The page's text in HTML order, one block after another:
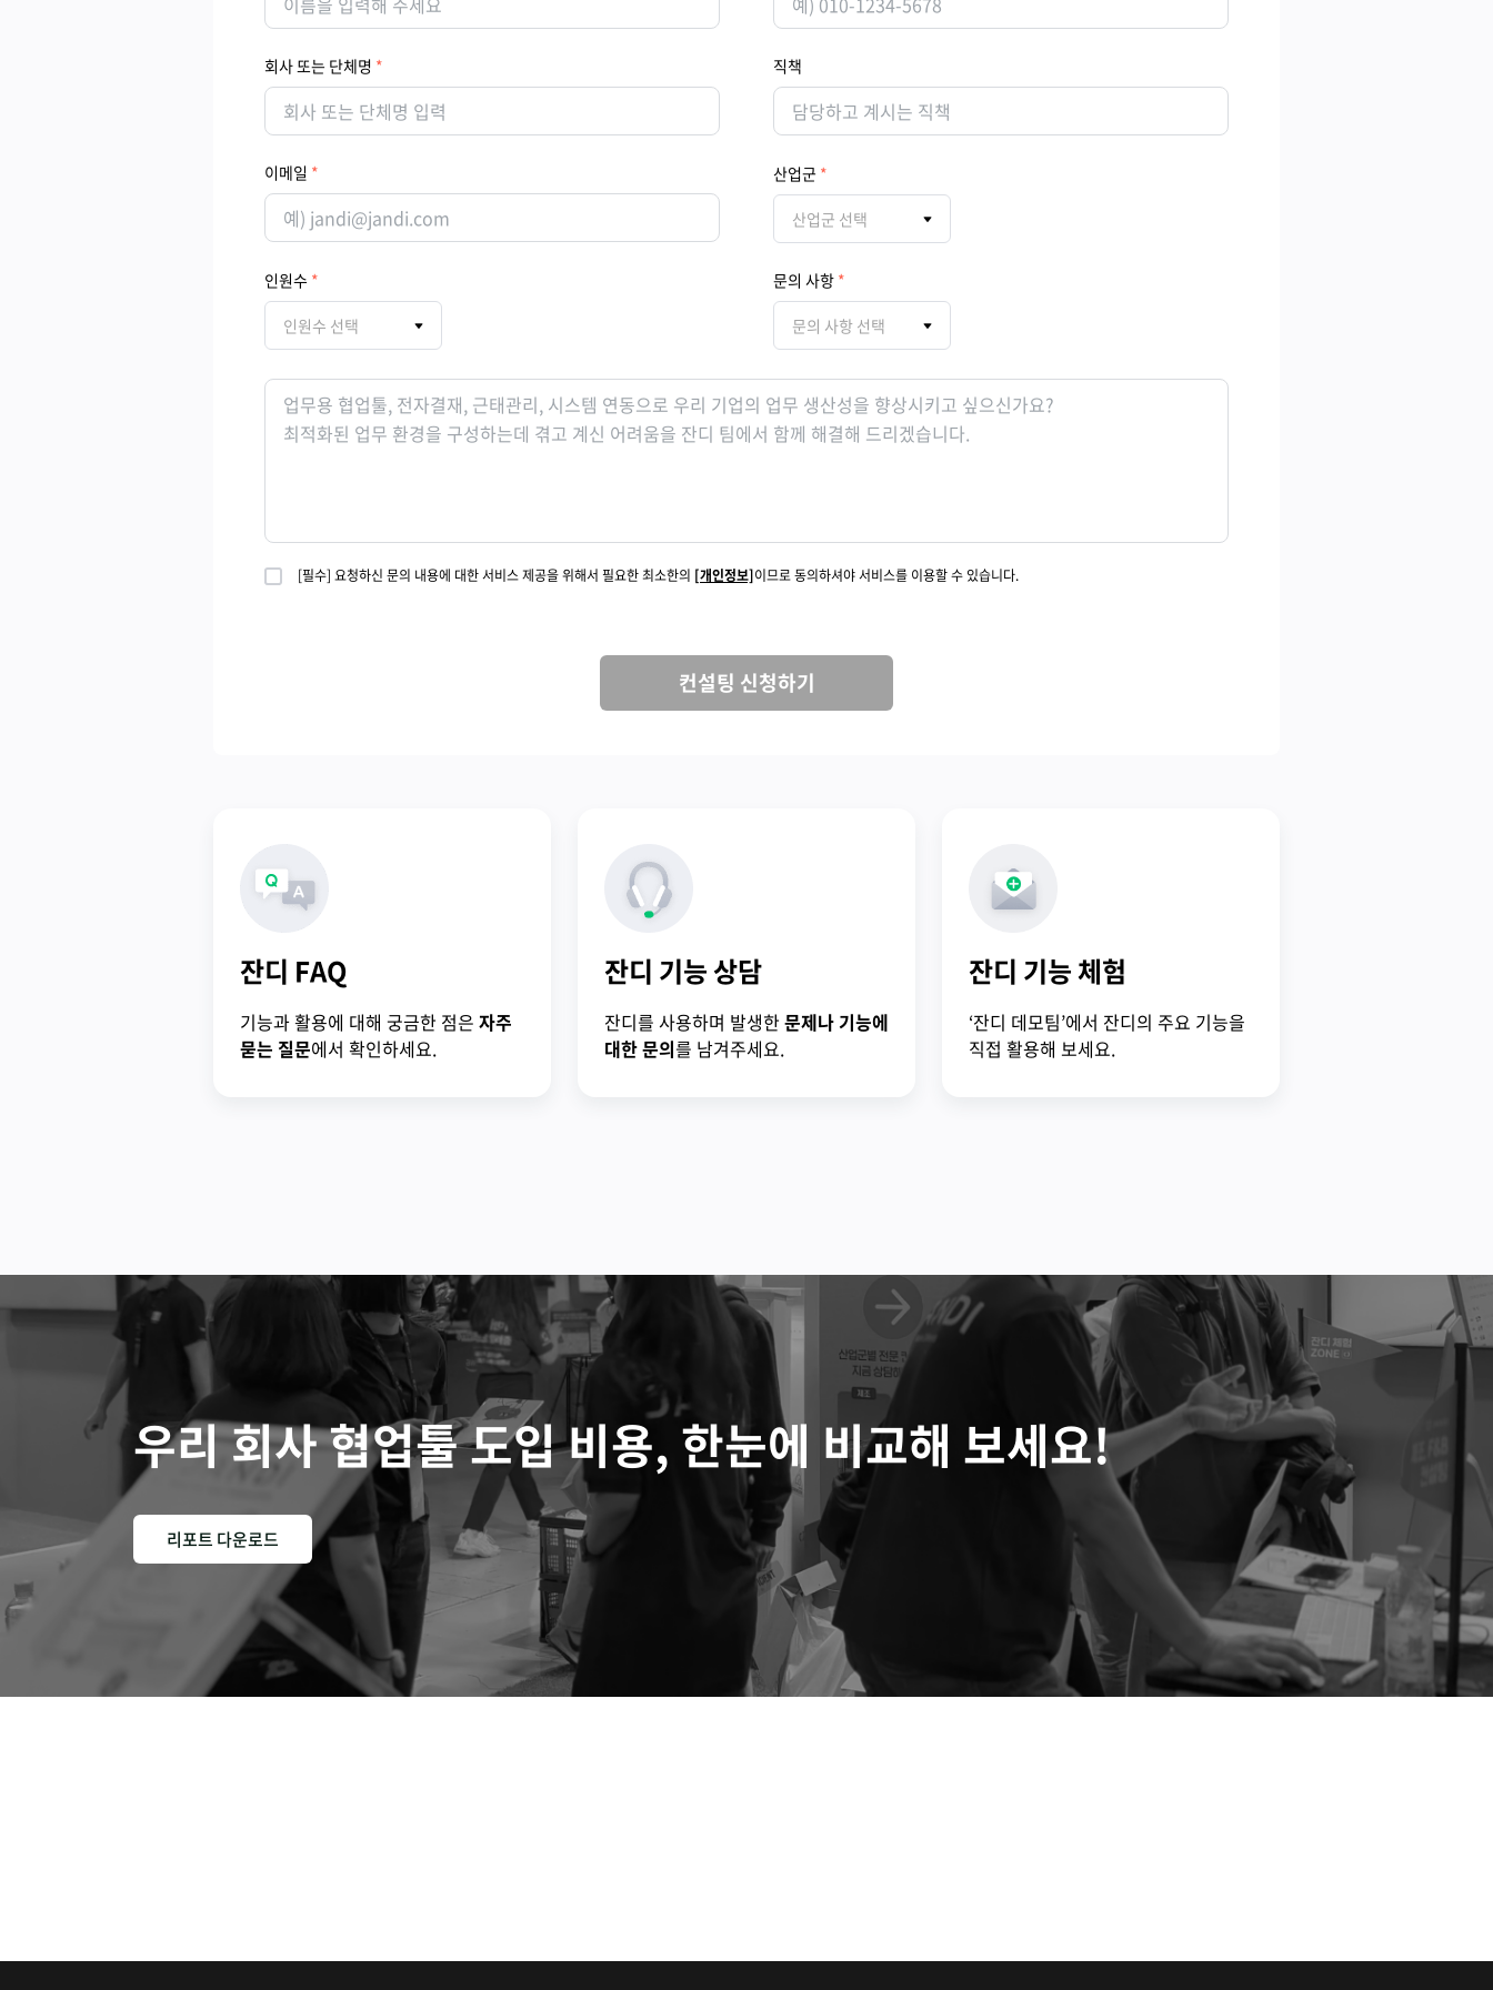
회사 또는 단체명 직책
이메일 산업군
산업군 선택
인원수
인원수 선택
문의 사항
문의 사항 선택
[필수] 요청하신 문의 내용에 대한 서비스 제공을 위해서 필요한 최소한의 [개인정보]이므로 동의하셔야 서비스를 이용할 수 있습니다.
컨설팅 신청하기
잔디 FAQ
기능과 활용에 대해 궁금한 점은 자주
묻는 질문에서 확인하세요.
잔디 기능 상담
잔디를 사용하며 발생한 문제나 기능에
대한 문의를 남겨주세요.
잔디 기능 체험
‘잔디 데모팀’에서 잔디의 주요 기능을
직접 활용해 보세요.
우리 회사 협업툴 도입 비용, 한눈에 비교해 보세요!
리포트 다운로드